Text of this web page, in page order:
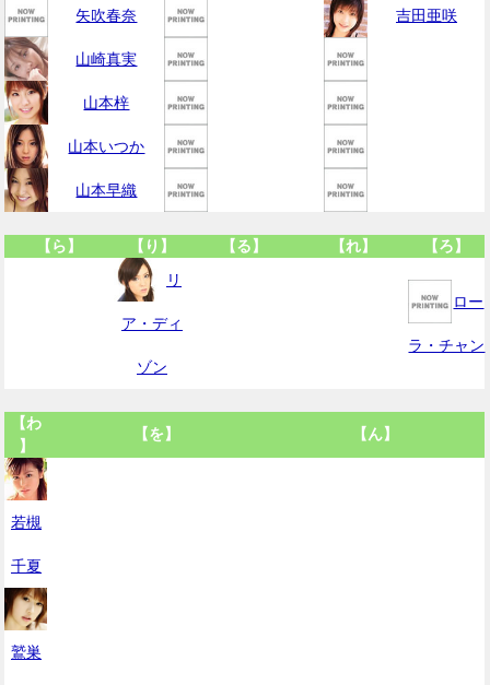
矢吹春奈 吉田亜咲
山崎真実
山本梓
山本いつか
山本早織
【ら】 【り】 【る】 【れ】
【ろ】
リ
ア・ディ
ゾン
ロー
ラ・チャン
【わ
】
【を】 【ん】
若槻
千夏
鷲巣